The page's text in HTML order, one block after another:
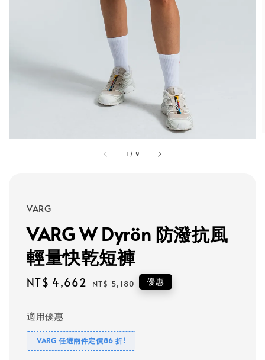
1 / 9
VARG
VARG W Dyrön 防潑抗風
輕量快乾短褲
Sale
NT$ 4,662 Regular
NT$ 5,180 優惠
適用優惠
VARG 任選兩件定價86 折!